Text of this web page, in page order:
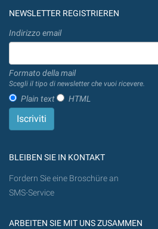
NEWSLETTER REGISTRIEREN
Indirizzo email
Formato della mail
Scegli il tipo di newsletter che vuoi ricevere.
Plain text HTML
BLEIBEN SIE IN KONTAKT
Fordern Sie eine Broschüre an
SMS-Service
ARBEITEN SIE MIT UNS ZUSAMMEN